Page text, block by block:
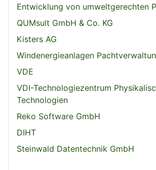
Entwicklung von umweltgerechten
QUMsult GmbH & Co. KG
Kisters AG
Windenergieanlagen
VDE
VDI-Technologiezentrum
Technologien
Reko Software GmbH
DIHT
Steinwald Datentechnik GmbH